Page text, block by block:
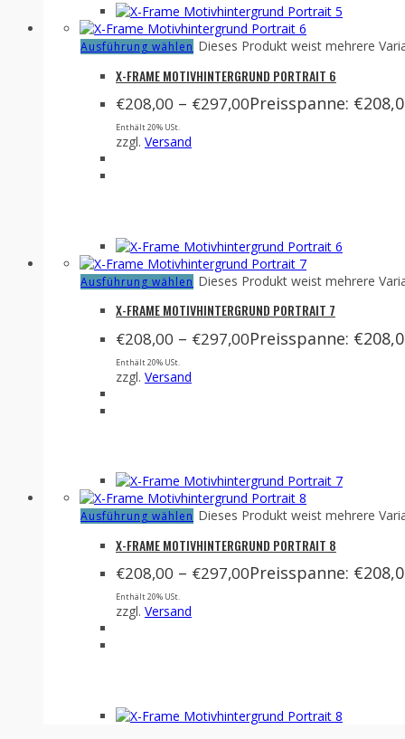
Ausführung wählen Dieses Produkt weist mehrere
X-FRAME MOTIVHINTERGRUND PORTRAIT 6
€208,00 – €297,00Preisspanne:
Enthält 20% USt.
zzgl. Versand
Ausführung wählen Dieses Produkt weist mehrere
X-FRAME MOTIVHINTERGRUND PORTRAIT 7
€208,00 – €297,00Preisspanne:
Enthält 20% USt.
zzgl. Versand
Ausführung wählen Dieses Produkt weist mehrere
X-FRAME MOTIVHINTERGRUND PORTRAIT 8
€208,00 – €297,00Preisspanne:
Enthält 20% USt.
zzgl. Versand